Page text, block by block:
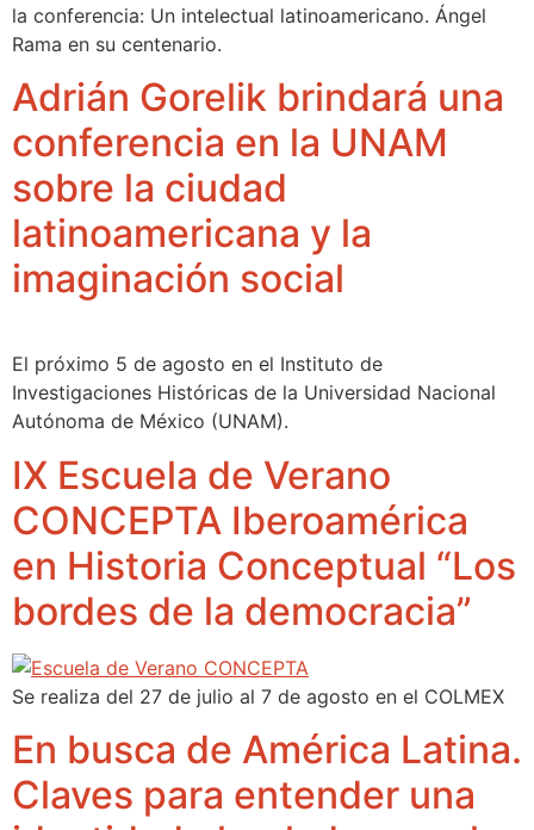
la conferencia: Un intelectual latinoamericano. Ángel
Rama en su centenario.
Adrián Gorelik brindará una
conferencia en la UNAM
sobre la ciudad
latinoamericana y la
imaginación social
El próximo 5 de agosto en el Instituto de
Investigaciones Históricas de la Universidad Nacional
Autónoma de México (UNAM).
IX Escuela de Verano
CONCEPTA Iberoamérica
en Historia Conceptual “Los
bordes de la democracia”
Se realiza del 27 de julio al 7 de agosto en el COLMEX
En busca de América Latina.
Claves para entender una